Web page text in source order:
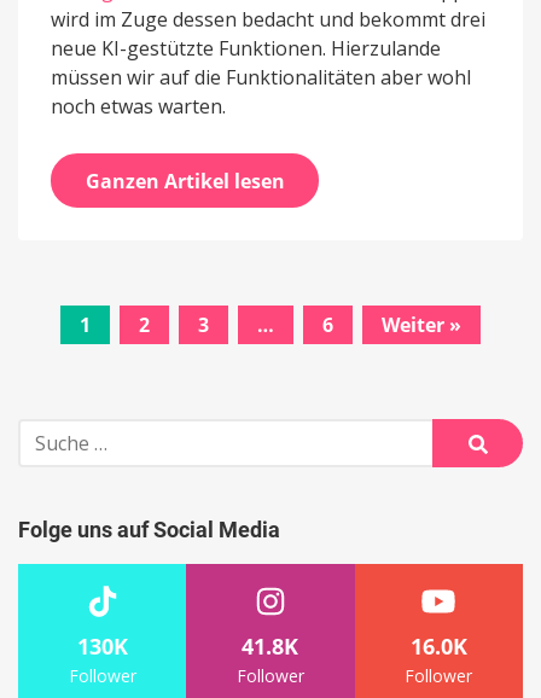
wird im Zuge dessen bedacht und bekommt drei
neue KI-gestützte Funktionen. Hierzulande
müssen wir auf die Funktionalitäten aber wohl
noch etwas warten.
Ganzen Artikel lesen
1 2 3 … 6 Weiter »
Suche
nach:
Suche
Folge uns auf Social Media
130K
Follower
41.8K
Follower
16.0K
Follower